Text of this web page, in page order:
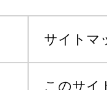
サイトマ
このサイ